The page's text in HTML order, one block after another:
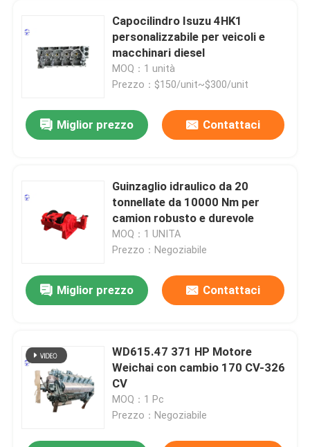
Capocilindro Isuzu 4HK1
personalizzabile per veicoli e
macchinari diesel
MOQ：1 unità
Prezzo：$150/unit~$300/unit
Miglior prezzo Contattaci
Guinzaglio idraulico da 20
tonnellate da 10000 Nm per
camion robusto e durevole
MOQ：1 UNITA
Prezzo：Negoziabile
Miglior prezzo Contattaci
WD615.47 371 HP Motore
Weichai con cambio 170 CV-326
CV
MOQ：1 Pc
Prezzo：Negoziabile